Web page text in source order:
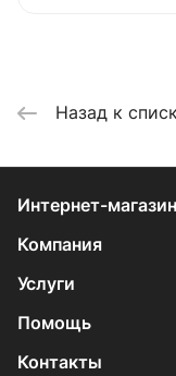
Назад к
Интернет-магазин
Компания
Услуги
Помощь
Контакты